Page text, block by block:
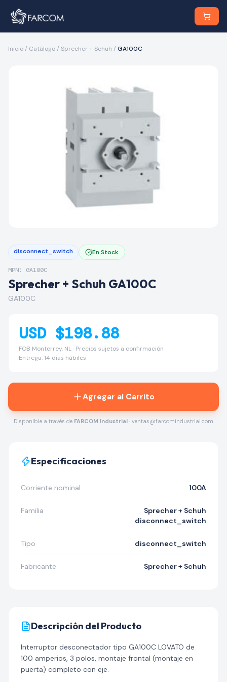
Inicio / Catálogo / Sprecher + Schuh / GA100C
disconnect_switch En Stock
MPN: GA100C
Sprecher + Schuh GA100C
GA100C
USD $198.88
FOB Monterrey, NL · Precios sujetos a confirmación
Entrega: 14 días hábiles
Agregar al Carrito
Disponible a través de FARCOM Industrial · ventas@farcomindustrial.com
Especificaciones
Corriente nominal 100A
Familia
Sprecher + Schuh
disconnect_switch
Tipo disconnect_switch
Fabricante Sprecher + Schuh
Descripción del Producto
Interruptor desconectador tipo GA100C LOVATO de
100 amperios, 3 polos, montaje frontal (montaje en
puerta) completo con eje.